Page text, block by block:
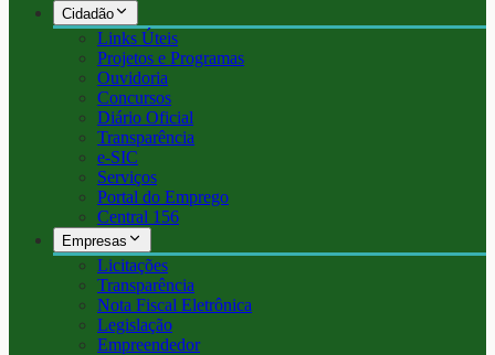
Cidadão
Links Úteis
Projetos e Programas
Ouvidoria
Concursos
Diário Oficial
Transparência
e-SIC
Serviços
Portal do Emprego
Central 156
Empresas
Licitações
Transparência
Nota Fiscal Eletrônica
Legislação
Empreendedor